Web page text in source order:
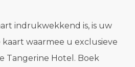
indrukwekkend is, is uw
waarmee u exclusieve
Tangerine Hotel. Boek